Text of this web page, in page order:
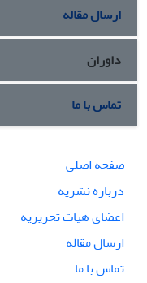
ارسال مقاله
داوران
تماس با ما
صفحه اصلی
درباره نشریه
اعضای هیات تحریریه
ارسال مقاله
تماس با ما